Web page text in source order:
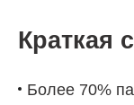
Краткая
Более 70%